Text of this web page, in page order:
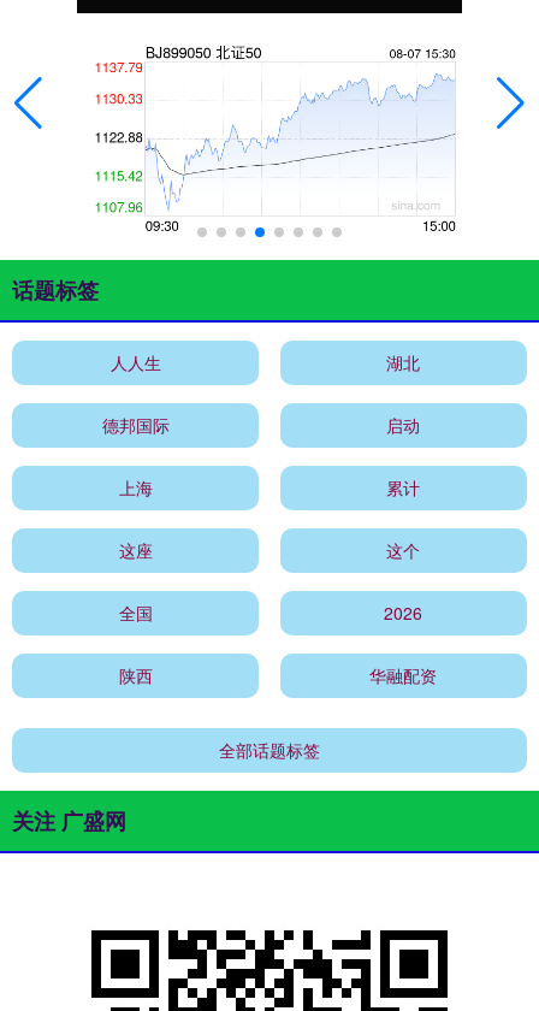
话题标签
人人生 湖北
德邦国际 启动
上海 累计
这座 这个
全国 2026
陕西 华融配资
全部话题标签
关注 广盛网